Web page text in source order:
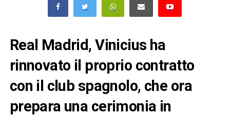
Real Madrid, Vinicius ha
rinnovato il proprio contratto
con il club spagnolo, che ora
prepara una cerimonia in